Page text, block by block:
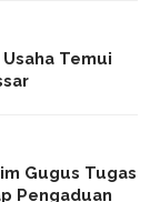
Temui
Gugus Tugas
Pengaduan